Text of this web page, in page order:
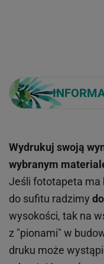
Wydrukuj swoją
wybranym
Jeśli fototapeta ma
do sufitu radzimy
wysokości, tak na
z "pionami" w
druku może